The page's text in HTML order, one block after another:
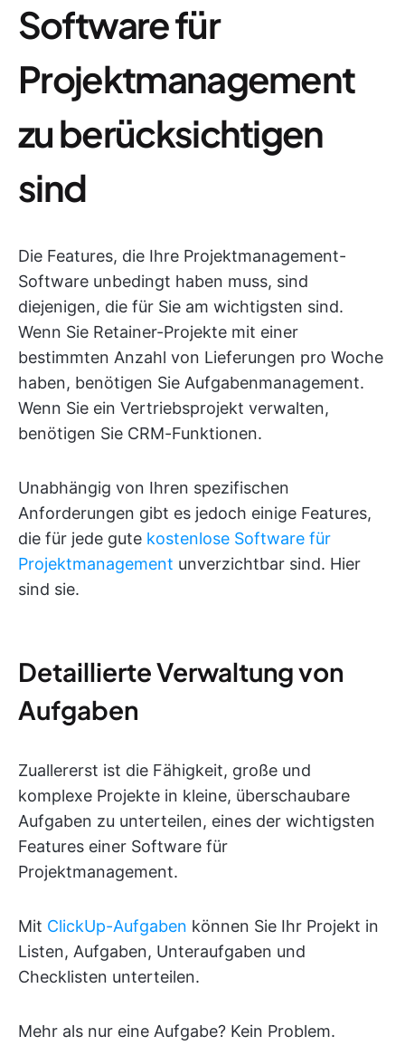
Software für
Projektmanagement
zu berücksichtigen
sind
Die Features, die Ihre Projektmanagement-
Software unbedingt haben muss, sind
diejenigen, die für Sie am wichtigsten sind.
Wenn Sie Retainer-Projekte mit einer
bestimmten Anzahl von Lieferungen pro Woche
haben, benötigen Sie Aufgabenmanagement.
Wenn Sie ein Vertriebsprojekt verwalten,
benötigen Sie CRM-Funktionen.
Unabhängig von Ihren spezifischen
Anforderungen gibt es jedoch einige Features,
die für jede gute kostenlose Software für
Projektmanagement unverzichtbar sind. Hier
sind sie.
Detaillierte Verwaltung von
Aufgaben
Zuallererst ist die Fähigkeit, große und
komplexe Projekte in kleine, überschaubare
Aufgaben zu unterteilen, eines der wichtigsten
Features einer Software für
Projektmanagement.
Mit ClickUp-Aufgaben können Sie Ihr Projekt in
Listen, Aufgaben, Unteraufgaben und
Checklisten unterteilen.
Mehr als nur eine Aufgabe? Kein Problem.